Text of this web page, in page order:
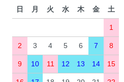
日
月 火 水 木 金 土
1
2 3 4 5 6 7 8
9 10 11 12 13 14 15